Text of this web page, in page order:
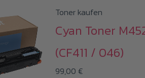
Toner kaufen
Cyan Toner
(CF411 / 046)
99,00 €